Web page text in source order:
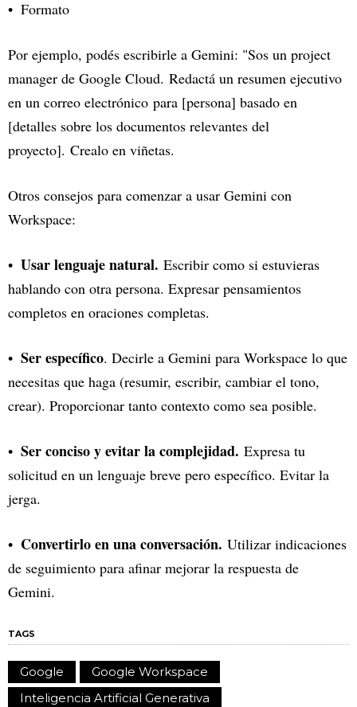
Formato
Por ejemplo, podés escribirle a Gemini: "Sos un project
manager de Google Cloud. Redactá un resumen ejecutivo
en un correo electrónico para [persona] basado en
[detalles sobre los documentos relevantes del
proyecto]. Crealo en viñetas.
Otros consejos para comenzar a usar Gemini con
Workspace:
Usar lenguaje natural. Escribir como si estuvieras
hablando con otra persona. Expresar pensamientos
completos en oraciones completas.
Ser específico. Decirle a Gemini para Workspace lo que
necesitas que haga (resumir, escribir, cambiar el tono,
crear). Proporcionar tanto contexto como sea posible.
Ser conciso y evitar la complejidad. Expresa tu
solicitud en un lenguaje breve pero específico. Evitar la
jerga.
Convertirlo en una conversación. Utilizar indicaciones
de seguimiento para afinar mejorar la respuesta de
Gemini.
TAGS
Google
Google Workspace
Inteligencia Artificial Generativa